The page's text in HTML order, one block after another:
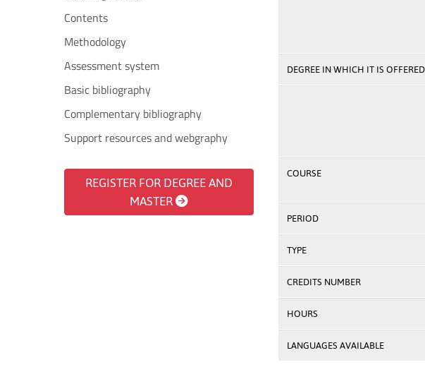
Contents
Methodology
Assessment system
Basic bibliography
Complementary bibliography
Support resources and webgraphy
REGISTER FOR DEGREE AND
MASTER
DEGREE IN WHICH IT IS OFFERED
COURSE
PERIOD
TYPE
CREDITS NUMBER
HOURS
LANGUAGES AVAILABLE